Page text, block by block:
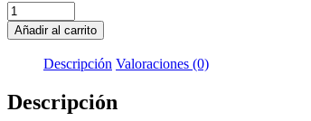
Pin
barco
con
indianos
cantidad
Añadir al carrito
Descripción Valoraciones (0)
Descripción